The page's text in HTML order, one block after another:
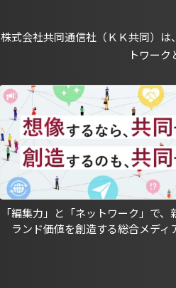
株式会社共同通信社（ＫＫ共同）
トワー
「編集力」と「ネットワーク」で、
ランド価値を創造する総合メディ